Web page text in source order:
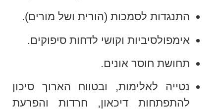
התנגדות לסמכות (הורית ושל מורים).
אימפולסיביות וקושי לדחות סיפוקים.
תחושת חוסר אונים.
נטייה לאלימות, ובטווח הארוך סיכון
להתפתחות דיכאון, חרדות והפרעת